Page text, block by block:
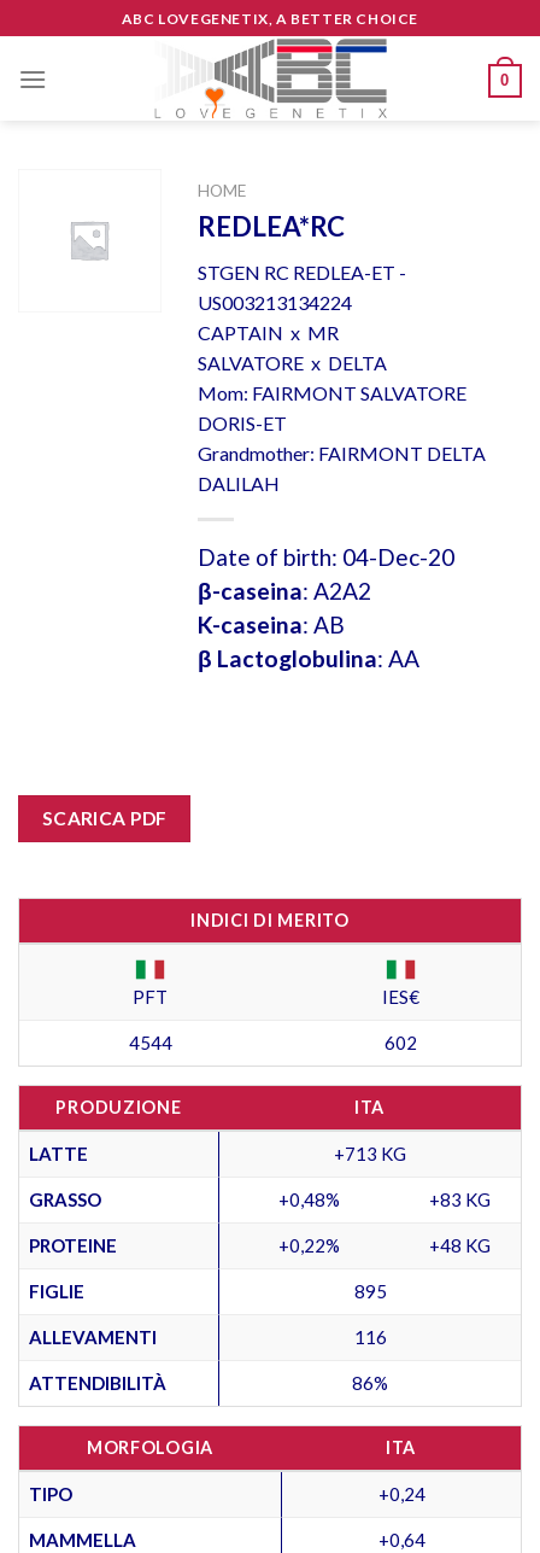
to
content
ABC LOVEGENETIX, A BETTER CHOICE
0
HOME
REDLEA*RC
STGEN RC REDLEA-ET -
US003213134224
CAPTAIN x MR
SALVATORE x DELTA
Mom: FAIRMONT SALVATORE
DORIS-ET
Grandmother: FAIRMONT DELTA
DALILAH
Date of birth: 04-Dec-20
β-caseina: A2A2
K-caseina: AB
β Lactoglobulina: AA
SCARICA PDF
INDICI DI MERITO
PFT IES€
4544 602
PRODUZIONE ITA
LATTE +713 KG
GRASSO +0,48% +83 KG
PROTEINE +0,22% +48 KG
FIGLIE 895
ALLEVAMENTI 116
ATTENDIBILITÀ 86%
MORFOLOGIA ITA
TIPO +0,24
MAMMELLA +0,64